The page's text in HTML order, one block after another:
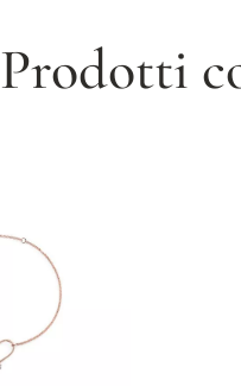
Prodotti